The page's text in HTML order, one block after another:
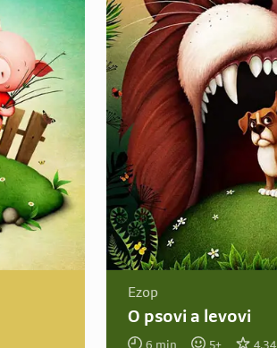
Ezop
O psovi a levovi